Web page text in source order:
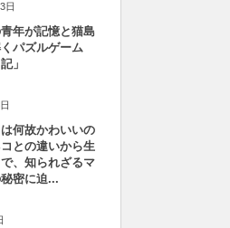
日
年が記憶と猫島
パズルゲーム
」
何故かわいいの
との違いから生
、知られざるマ
密に迫...